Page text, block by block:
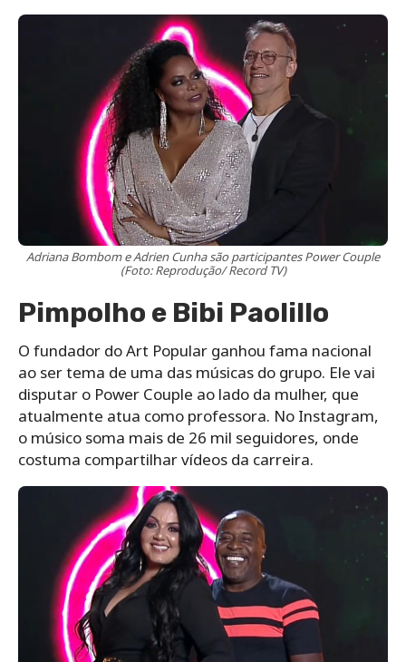
Adriana Bombom e Adrien Cunha são participantes Power Couple
(Foto: Reprodução/ Record TV)
Pimpolho e Bibi Paolillo
O fundador do Art Popular ganhou fama nacional
ao ser tema de uma das músicas do grupo. Ele vai
disputar o Power Couple ao lado da mulher, que
atualmente atua como professora. No Instagram,
o músico soma mais de 26 mil seguidores, onde
costuma compartilhar vídeos da carreira.